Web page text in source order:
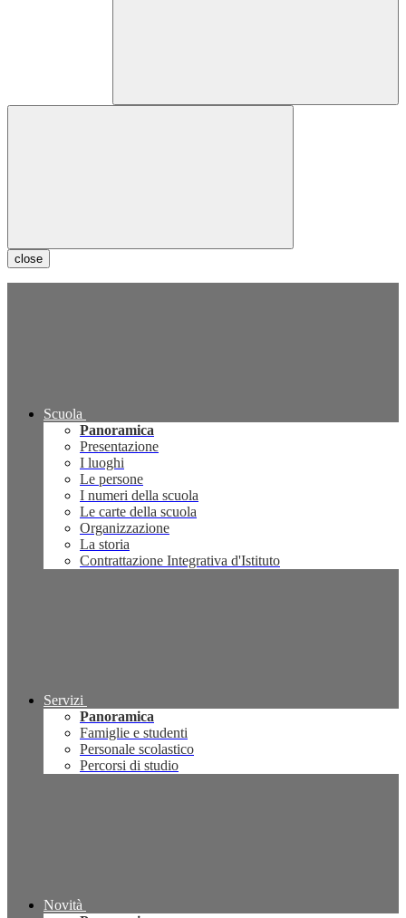
close
Scuola
Panoramica
Presentazione
I luoghi
Le persone
I numeri della scuola
Le carte della scuola
Organizzazione
La storia
Contrattazione Integrativa d'Istituto
Servizi
Panoramica
Famiglie e studenti
Personale scolastico
Percorsi di studio
Novità